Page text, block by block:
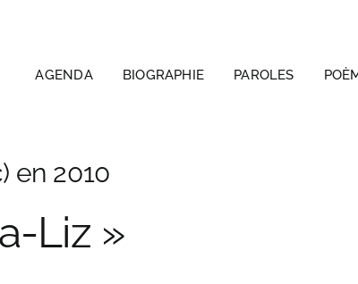
AGENDA BIOGRAPHIE PAROLES
en 2010
Liz »